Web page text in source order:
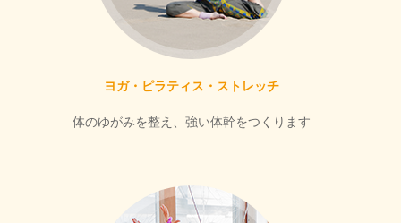
ヨガ・ピラティス・ストレッチ
体のゆがみを整え、強い体幹をつくります